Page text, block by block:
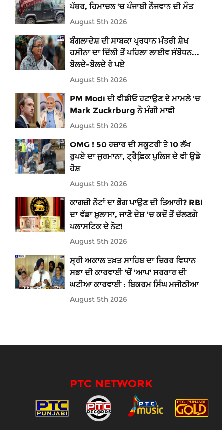
ਪੱਥਰ, ਹਿਮਾਚਲ ‘ਚ ਪੰਜਾਬੀ ਨੌਜਵਾਨ ਦੀ ਮੌਤ
August 5th 2026
ਬੰਗਲਾਦੇਸ਼ ਦੀ ਸਾਬਕਾ ਪ੍ਰਧਾਨ ਮੰਤਰੀ ਸ਼ੇਖ
ਹਸੀਨਾ ਦਾ ਦਿੱਲੀ ਤੋਂ ਪਹਿਲਾ ਲਾਈਵ ਸੰਬੋਧਨ...
ਬੋਲਦੇ-ਬੋਲਦੇ ਰੋ ਪਏ
August 5th 2026
PM Modi ਦੀ ਵੀਡੀਓ ਹਟਾਉਣ ਦੇ ਮਾਮਲੇ 'ਚ
Mark Zuckrburg ਨੇ ਮੰਗੀ ਮਾਫੀ
August 5th 2026
OMG ! 50 ਹਜ਼ਾਰ ਦੀ ਸਕੂਟਰੀ ਤੇ 10 ਲੱਖ
ਰੁਪਏ ਦਾ ਜੁਰਮਾਨਾ, ਟ੍ਰੈਫ਼ਿ਼ਕ ਪੁਲਿਸ ਦੇ ਵੀ ਉਡੇ
ਹੋਸ਼
August 5th 2026
ਕਾਗਜ਼ੀ ਨੋਟਾਂ ਦਾ ਭੋਗ ਪਾਉਣ ਦੀ ਤਿਆਰੀ? RBI
ਦਾ ਵੱਡਾ ਖ਼ੁਲਾਸਾ, ਜਾਣੋ ਦੇਸ਼ 'ਚ ਕਦੋਂ ਤੋਂ ਚੱਲਣਗੇ
ਪਲਾਸਟਿਕ ਦੇ ਨੋਟ!
August 5th 2026
ਸ੍ਰੀ ਅਕਾਲ ਤਖ਼ਤ ਸਾਹਿਬ ਦਾ ਜ਼ਿਕਰ ਵਿਧਾਨ
ਸਭਾ ਦੀ ਕਾਰਵਾਈ 'ਚੋਂ 'ਆਪ' ਸਰਕਾਰ ਦੀ
ਘਟੀਆ ਕਾਰਵਾਈ : ਬਿਕਰਮ ਸਿੰਘ ਮਜੀਠੀਆ
August 5th 2026
PTC NETWORK